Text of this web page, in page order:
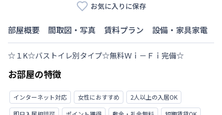
お気に入りに保存
部屋概要 間取図・写真 賃料プラン 設備・家具家電
☆１K☆バストイレ別タイプ☆無料Ｗｉ－Ｆｉ完備☆
お部屋の特徴
インターネット対応 女性におすすめ
2人以上の入居OK